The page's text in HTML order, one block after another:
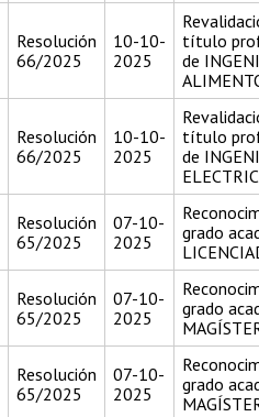
Resolución
66/2025
10-10-
2025
título
de
Resolución
66/2025
10-10-
2025
título
de
Resolución
65/2025
07-10-
2025
grado
Resolución
65/2025
07-10-
2025
grado
Resolución
65/2025
07-10-
2025
grado